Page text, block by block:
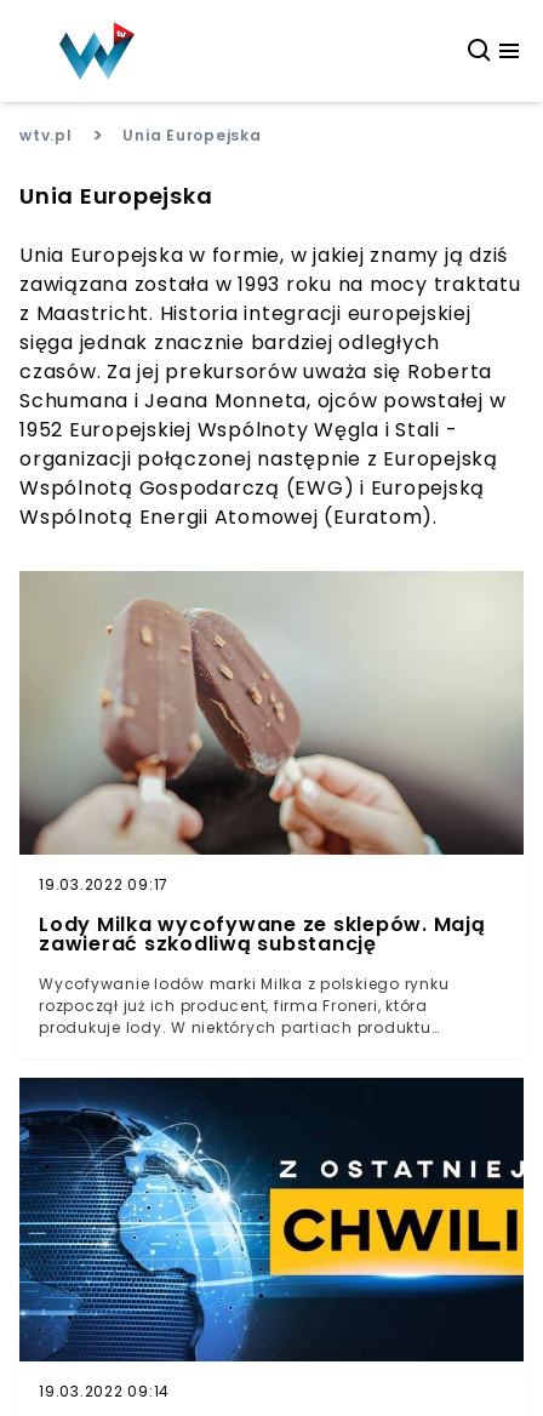
wtv.pl > Unia Europejska
Unia Europejska
Unia Europejska w formie, w jakiej znamy ją dziś
zawiązana została w 1993 roku na mocy traktatu
z Maastricht. Historia integracji europejskiej
sięga jednak znacznie bardziej odległych
czasów. Za jej prekursorów uważa się Roberta
Schumana i Jeana Monneta, ojców powstałej w
1952 Europejskiej Wspólnoty Węgla i Stali -
organizacji połączonej następnie z Europejską
Wspólnotą Gospodarczą (EWG) i Europejską
Wspólnotą Energii Atomowej (Euratom).
19.03.2022 09:17
Lody Milka wycofywane ze sklepów. Mają
zawierać szkodliwą substancję
Wycofywanie lodów marki Milka z polskiego rynku
rozpoczął już ich producent, firma Froneri, która
produkuje lody. W niektórych partiach produktu
niektórych partii lodów Milka poinformowano w
komunikacie zamieszczonym na oficjalnej stronie firmy
Froneri. Wykryto w nich substancję, której obecność w
żywności jest nielegalna na terenie Unii Europejskiej.Jak
zaznaczono, obecność tlenku etylenu (ETO) zauważono
w jednej z substancji stabilizujących, pochodzącej od
dostawcy spółki. Jego stężenie było wyższe od
dozwolonego przez unijne normy.
19.03.2022 09:14